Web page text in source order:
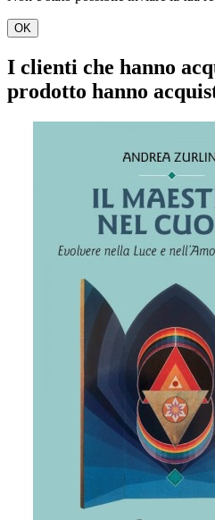
OK
I clienti che hanno
prodotto hanno